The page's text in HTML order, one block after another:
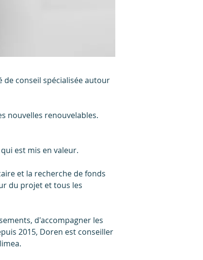
de conseil spécialisée autour
nouvelles renouvelables.
est mis en valeur.
et la recherche de fonds
du projet et tous les
d'accompagner les
2015, Doren est conseiller